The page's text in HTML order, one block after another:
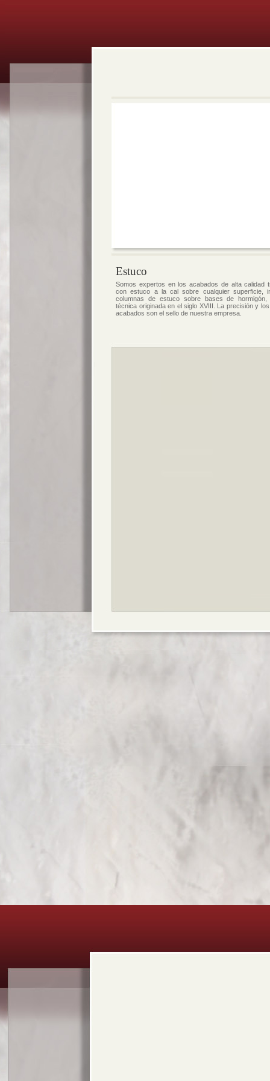
Estuco
Somos expertos en los acabados de alta calidad
con estuco a la cal sobre cualquier superficie,
columnas de estuco sobre bases de
técnica originada en el siglo XVIII. La precisión y
acabados son el sello de nuestra empresa.